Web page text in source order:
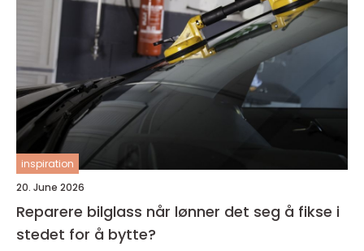
inspiration
20. June 2026
Reparere bilglass når lønner det seg å fikse i
stedet for å bytte?